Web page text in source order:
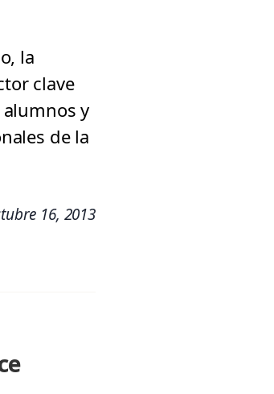
la
clave
alumnos y
de la
16, 2013